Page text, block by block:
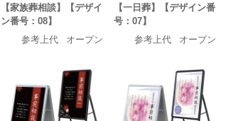
【家族葬相談】【デザイ
ン番号：08】
参考上代
オープン
【一日葬】【デザイン番
号：07】
参考上代
オープン